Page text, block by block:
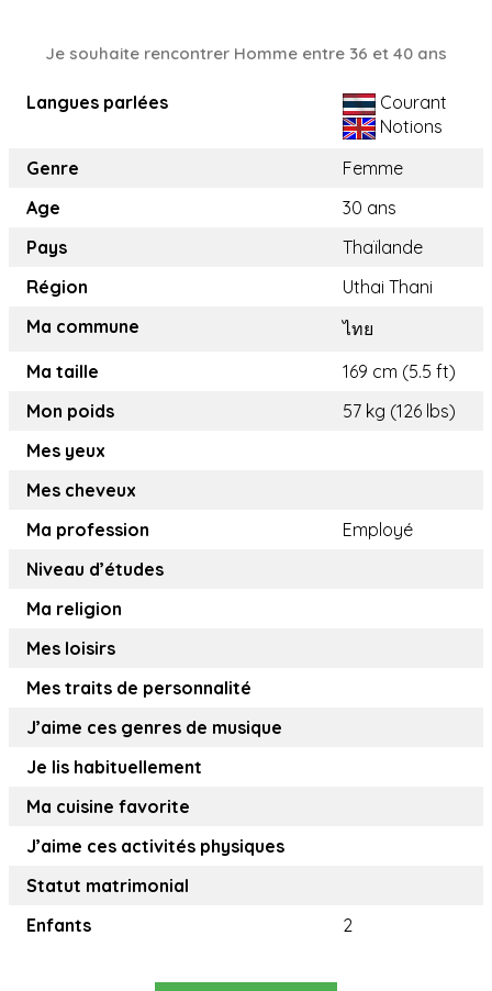
Je souhaite rencontrer Homme entre 36 et 40 ans
Langues parlées
Courant
Notions
Genre
Femme
Age
30 ans
Pays
Thaïlande
Région
Uthai Thani
Ma commune
ไทย
Ma taille
169 cm (5.5 ft)
Mon poids
57 kg (126 lbs)
Mes yeux
Mes cheveux
Ma profession
Employé
Niveau d’études
Ma religion
Mes loisirs
Mes traits de personnalité
J’aime ces genres de musique
Je lis habituellement
Ma cuisine favorite
J’aime ces activités physiques
Statut matrimonial
Enfants
2